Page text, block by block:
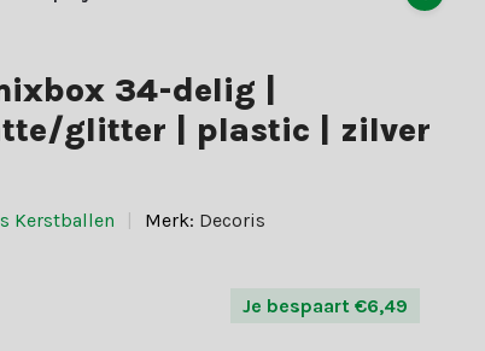
34-delig |
glitter | plastic | zilver
Kerstballen Merk: Decoris
Je bespaart €6,49